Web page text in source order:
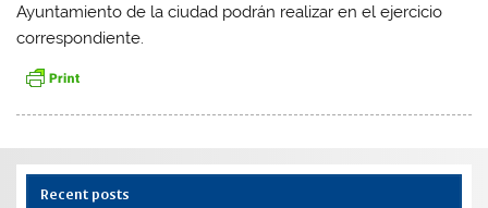
Ayuntamiento de la ciudad podrán realizar en el ejercicio
correspondiente.
Recent posts